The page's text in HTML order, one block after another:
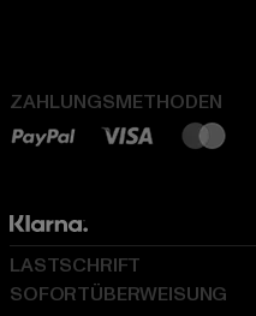
ZAHLUNGSMETHODEN
LASTSCHRIFT
SOFORTÜBERWEISUNG